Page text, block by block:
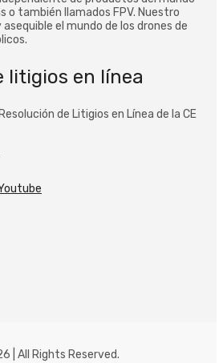
o también llamados FPV. Nuestro
el mundo de los drones de
litigios en línea
de Litigios en Línea de la CE
| All Rights Reserved.